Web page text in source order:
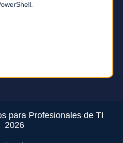
para Profesionales de TI
2026